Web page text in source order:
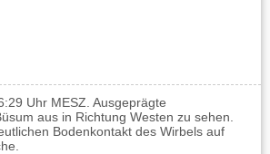
Uhr MESZ. Ausgeprägte
aus in Richtung Westen zu sehen.
Bodenkontakt des Wirbels auf